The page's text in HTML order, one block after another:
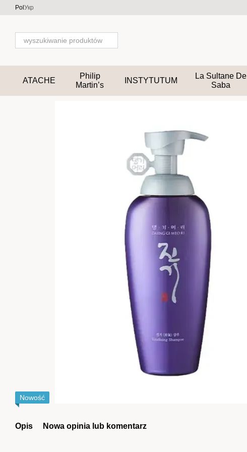
Przejdź do głównej treści
Pol Укр
ATACHE
Philip
Martin’s
INSTYTUTUM
La Sultane De
Saba
Nowość
Opis Nowa opinia lub komentarz